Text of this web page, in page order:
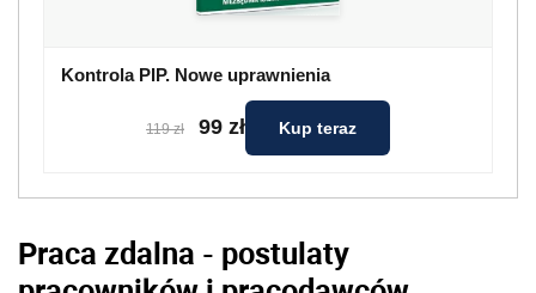
Kontrola PIP. Nowe uprawnienia
119 zł 99 zł Kup teraz
Praca zdalna - postulaty